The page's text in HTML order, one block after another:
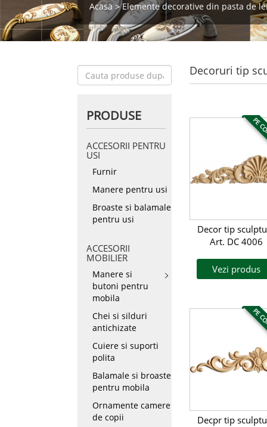
Acasa >Elemente decorative din pasta de
PRODUSE
ACCESORII PENTRU
USI
Furnir
Manere pentru usi
Broaste si balamale
pentru usi
ACCESORII
MOBILIER
Manere si
butoni pentru
mobila
Chei si silduri
antichizate
Cuiere si suporti
polita
Balamale si broaste
pentru mobila
Ornamente camere
de copii
Decoruri tip
PE
Decor tip
Art. DC 4006
Vezi produs
PE
Decpr tip